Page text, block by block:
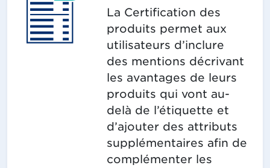
La Certification des
produits permet aux
utilisateurs d’inclure
des mentions décrivant
les avantages de leurs
produits qui vont au-
delà de l’étiquette et
d’ajouter des attributs
supplémentaires afin de
complémenter les